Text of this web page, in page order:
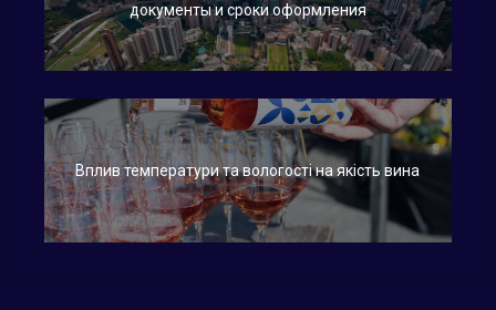
документы и сроки оформления
Вплив температури та вологості на якість вина